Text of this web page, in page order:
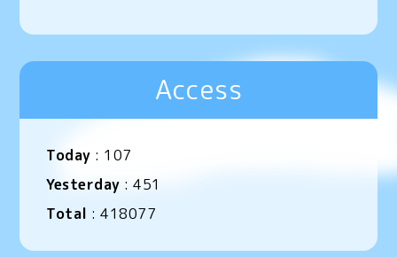
Access
Today : 107
Yesterday :451
Total :418077